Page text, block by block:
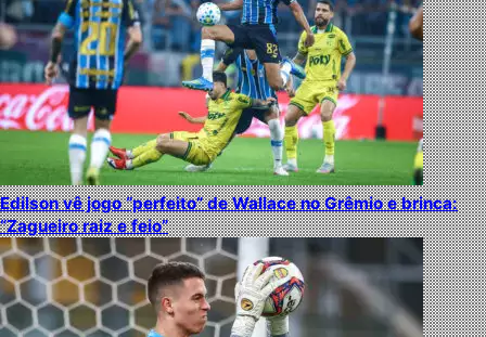
Edilson vê jogo “perfeito” de Wallace no Grêmio e brinca:
“Zagueiro raiz e feio”